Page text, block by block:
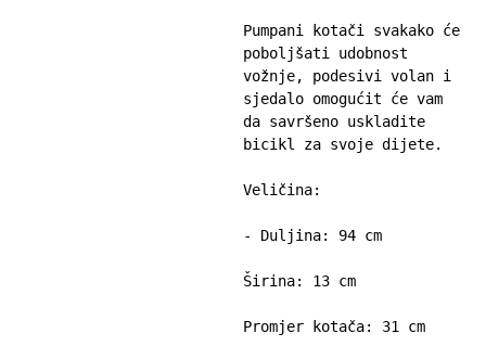
Pumpani kotači svakako će
poboljšati udobnost
vožnje, podesivi volan i
sjedalo omogućit će vam
da savršeno uskladite
bicikl za svoje dijete.
Veličina:
- Duljina: 94 cm
Širina: 13 cm
Promjer kotača: 31 cm